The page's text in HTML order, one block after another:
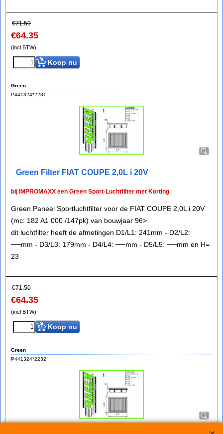
€71.50
€64.35
(incl BTW)
Koop nu
Green
P441324*2231
Green Filter FIAT COUPE 2,0L i 20V
bij IMPROMAXX een Green Sport-Luchtfilter met Korting
Green Paneel Sportluchtfilter voor de FIAT COUPE 2,0L i 20V
(mc: 182 A1 000 /147pk) van bouwjaar 96>
dit luchtfilter heeft de afmetingen D1/L1: 241mm - D2/L2:
──mm - D3/L3: 179mm - D4/L4: ──mm - D5/L5: ──mm en H=
23
€71.50
€64.35
(incl BTW)
Koop nu
Green
P441324*2232